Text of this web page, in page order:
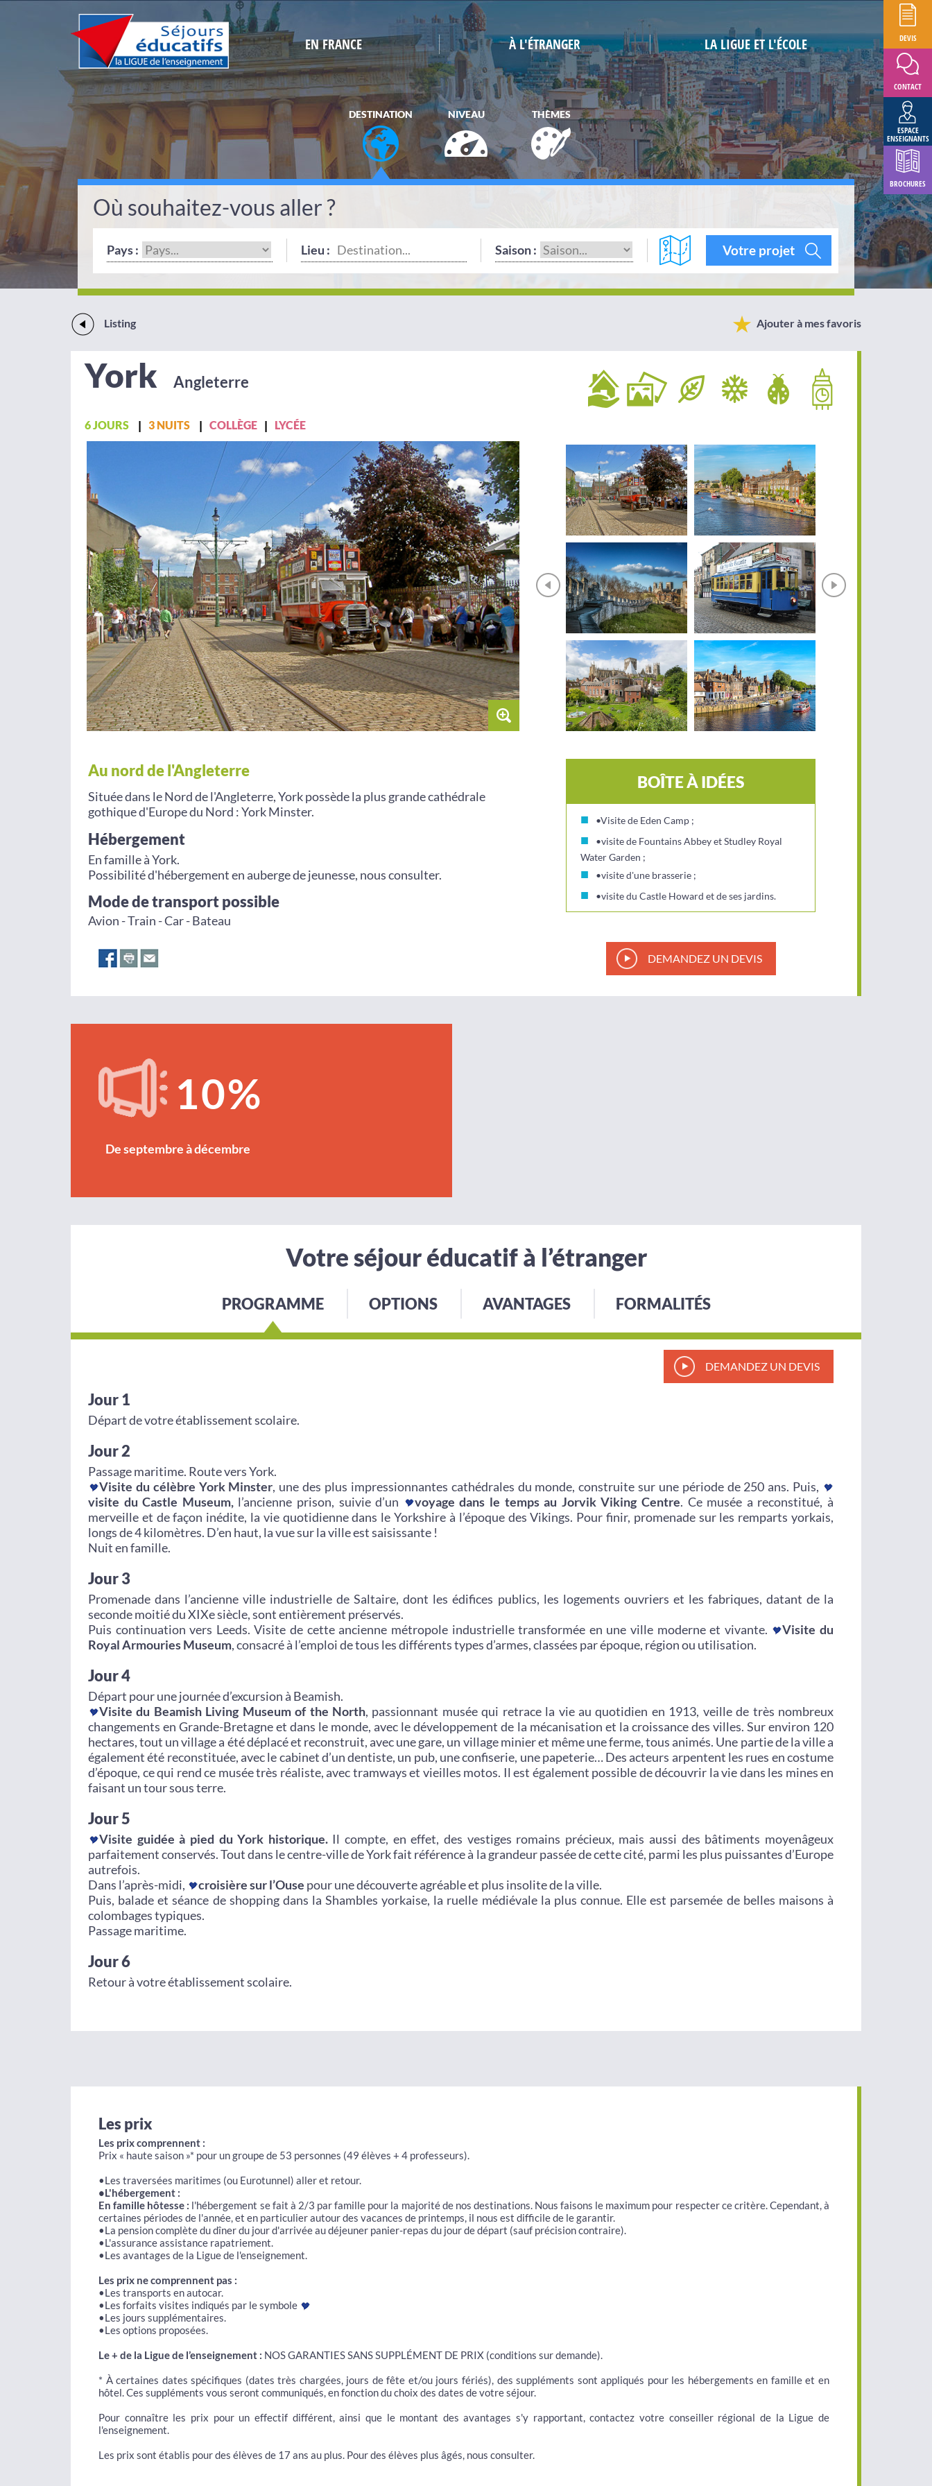
EN FRANCE À L'ÉTRANGER LA LIGUE ET L'ÉCOLE DEVIS
CONTACT
ESPACE
ENSEIGNANTS
BROCHURES
DESTINATION NIVEAU THÈMES
Où souhaitez-vous aller ?
Pays : Lieu : Saison :
Listing Ajouter à mes favoris
York Angleterre
6 JOURS 3 NUITS COLLÈGE LYCÉE
Au nord de l'Angleterre
Située dans le Nord de l'Angleterre, York possède la plus grande cathédrale
gothique d'Europe du Nord : York Minster.
Hébergement
En famille à York.
Possibilité d'hébergement en auberge de jeunesse, nous consulter.
Mode de transport possible
Avion - Train - Car - Bateau
BOÎTE À IDÉES
•Visite de Eden Camp ;
•visite de Fountains Abbey et Studley Royal
Water Garden ;
•visite d'une brasserie ;
•visite du Castle Howard et de ses jardins.
DEMANDEZ UN DEVIS
10%
De septembre à décembre
Votre séjour éducatif à l’étranger
PROGRAMME OPTIONS AVANTAGES FORMALITÉS
DEMANDEZ UN DEVIS
Jour 1
Départ de votre établissement scolaire.
Jour 2
Passage maritime. Route vers York.
Visite du célèbre York Minster, une des plus impressionnantes cathédrales du monde, construite sur une période de 250 ans. Puis,
visite du Castle Museum,l’ancienne prison, suivie d’un voyage dans le temps au Jorvik Viking Centre. Ce musée a reconstitué, à
merveille et de façon inédite, la vie quotidienne dans le Yorkshire à l’époque des Vikings. Pour finir, promenade sur les remparts yorkais,
longs de 4 kilomètres. D’en haut, la vue sur la ville est saisissante !
Nuit en famille.
Jour 3
Promenade dans l’ancienne ville industrielle de Saltaire, dont les édifices publics, les logements ouvriers et les fabriques, datant de la
seconde moitié du XIXe siècle, sont entièrement préservés.
Puis continuation vers Leeds. Visite de cette ancienne métropole industrielle transformée en une ville moderne et vivante.
Visite du
Royal Armouries Museum, consacré à l’emploi de tous les différents types d’armes, classées par époque, région ou utilisation.
Jour 4
Départ pour une journée d’excursion à Beamish.
Visite du Beamish Living Museum of the North, passionnant musée qui retrace la vie au quotidien en 1913, veille de très nombreux
changements en Grande-Bretagne et dans le monde, avec le développement de la mécanisation et la croissance des villes. Sur environ 120
hectares, tout un village a été déplacé et reconstruit, avec une gare, un village minier et même une ferme, tous animés. Une partie de la ville a
également été reconstituée, avec le cabinet d’un dentiste, un pub, une confiserie, une papeterie… Des acteurs arpentent les rues en costume
d’époque, ce qui rend ce musée très réaliste, avec tramways et vieilles motos. Il est également possible de découvrir la vie dans les mines en
faisant un tour sous terre.
Jour 5
Visite guidée à pied du York historique.Il compte, en effet, des vestiges romains précieux, mais aussi des bâtiments moyenâgeux
parfaitement conservés. Tout dans le centre-ville de York fait référence à la grandeur passée de cette cité, parmi les plus puissantes d’Europe
autrefois.
Dans l’après-midi,
croisière sur l’Ouse pour une découverte agréable et plus insolite de la ville.
Puis, balade et séance de shopping dans la Shambles yorkaise, la ruelle médiévale la plus connue. Elle est parsemée de belles maisons à
colombages typiques.
Passage maritime.
Jour 6
Retour à votre établissement scolaire.
Les prix
Les prix comprennent :
Prix « haute saison »* pour un groupe de 53 personnes (49 élèves + 4 professeurs).
•Les traversées maritimes (ou Eurotunnel) aller et retour.
•L'hébergement :
En famille hôtesse : l'hébergement se fait à 2/3 par famille pour la majorité de nos destinations. Nous faisons le maximum pour respecter ce critère. Cependant, à
certaines périodes de l'année, et en particulier autour des vacances de printemps, il nous est difficile de le garantir.
•La pension complète du dîner du jour d'arrivée au déjeuner panier-repas du jour de départ (sauf précision contraire).
•L'assurance assistance rapatriement.
•Les avantages de la Ligue de l'enseignement.
Les prix ne comprennent pas :
•Les transports en autocar.
•Les forfaits visites indiqués par le symbole
•Les jours supplémentaires.
•Les options proposées.
Le + de la Ligue de l’enseignement : NOS GARANTIES SANS SUPPLÉMENT DE PRIX (conditions sur demande).
* À certaines dates spécifiques (dates très chargées, jours de fête et/ou jours fériés), des suppléments sont appliqués pour les hébergements en famille et en
hôtel. Ces suppléments vous seront communiqués, en fonction du choix des dates de votre séjour.
Pour connaître les prix pour un effectif différent, ainsi que le montant des avantages s'y rapportant, contactez votre conseiller régional de la Ligue de
l'enseignement.
Les prix sont établis pour des élèves de 17 ans au plus. Pour des élèves plus âgés, nous consulter.